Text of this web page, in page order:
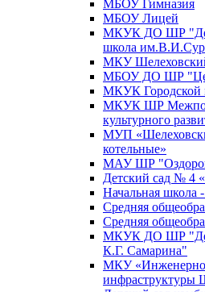
МБОУ Гимназия
МБОУ Лицей
МКУК ДО ШР
школа
МКУ
МБОУ ДО ШР
МКУК Городской
МКУК ШР
культурного
МУП
котельные»
МАУ ШР
Детский сад № 4
Начальная школа
Средняя
Средняя
МКУК ДО ШР
К.Г. Самарина"
МКУ «Инженерно-
инфраструктуры